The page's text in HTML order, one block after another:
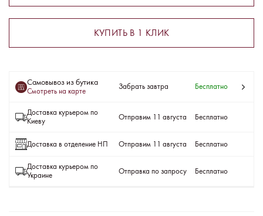
КУПИТЬ В 1 КЛИК
Самовывоз из бутика
Смотреть на карте
Забрать завтра Бесплатно
Доставка курьером по
Киеву
Отправим 11 августа Бесплатно
Доставка в отделение НП Отправим 11 августа Бесплатно
Доставка курьером по
Украине
Отправка по запросу Бесплатно